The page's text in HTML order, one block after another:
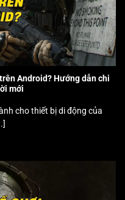
Android? Hướng dẫn chi
mới
cho thiết bị di động của